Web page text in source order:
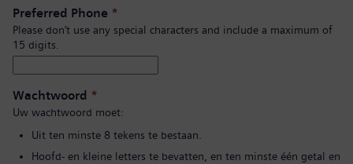
Preferred Phone *
Please don’t use any special characters and include a maximum of
15 digits.
Wachtwoord *
Uw wachtwoord moet:
Uit ten minste 8 tekens te bestaan.
Hoofd- en kleine letters te bevatten, en ten minste één getal en